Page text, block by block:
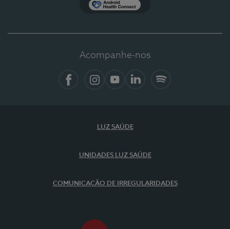
Acompanhe-nos
LUZ SAÚDE
UNIDADES LUZ SAÚDE
COMUNICAÇÃO DE IRREGULARIDADES